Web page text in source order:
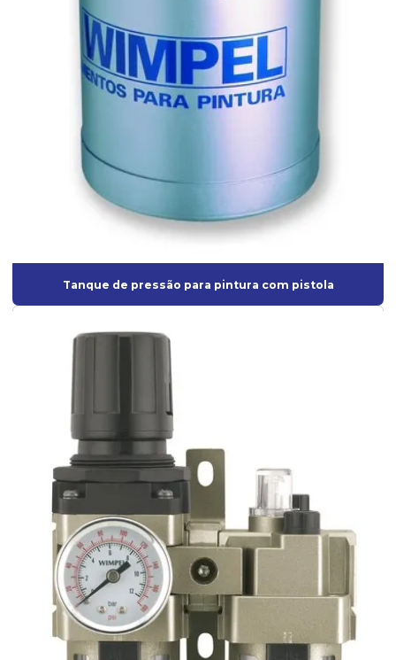
Pistolas de Pintura
Pistolas de pintura hvlp
Pistolas de sucção
Pistolas para Tanque de Pressão
Tanque de pressão para pintura com pistola
Tanques de Pressão para pintura
Válvula de esfera
Tanque de pressão para pintura com pistola